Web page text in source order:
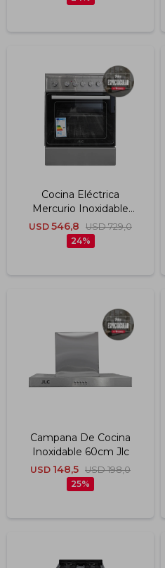
Cocina Eléctrica
Mercurio Inoxidable
C/vitrocerámica Jlc
USD 546,8 USD 729,0
24
Campana De Cocina
Inoxidable 60cm Jlc
USD 148,5 USD 198,0
25